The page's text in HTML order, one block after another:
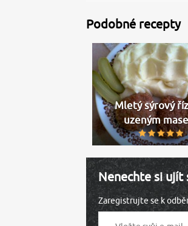
Podobné recepty
Mletý sýrový
uzeným
Nenechte si ujít
Zaregistrujte se k